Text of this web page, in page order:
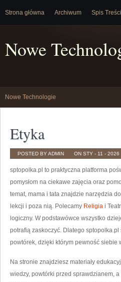
Strona główna Archiwum Spis Treści
Nowe
Nowe Technologie
Etyka
POSTED BY ADMIN ON STY - 11 - 2026
sptopolka.pl to praktyczna platforma
pomysłom na ciekawe zajęcia oraz
temat, mama i tata znajdzie narzędzia
lekcji i poza nią. Polecamy Religia i
logiczny. W podstawówce wszystko
potrafią zaskoczyć. Dlatego
powtórek, dzięki którym pewność siebie
Na stronie znajdziesz materiały
wiedzy, powtórki przed sprawdzianem,